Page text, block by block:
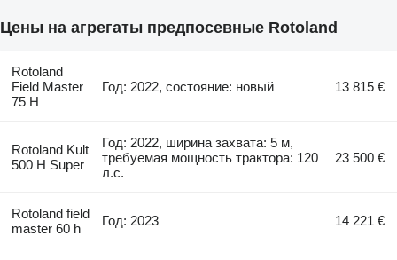
Цены на агрегаты предпосевные Rotoland
Rotoland
Field Master
75 H
Год: 2022, состояние: новый 13 815 €
Rotoland Kult
500 H Super
Год: 2022, ширина захвата: 5 м,
требуемая мощность трактора: 120
л.с.
23 500 €
Rotoland field
master 60 h
Год: 2023 14 221 €